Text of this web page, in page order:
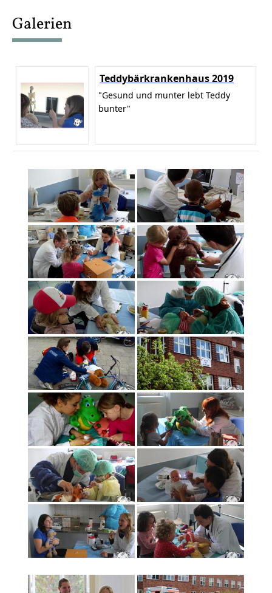
Galerien
Teddybärkrankenhaus 2019
"Gesund und munter lebt Teddy
bunter"